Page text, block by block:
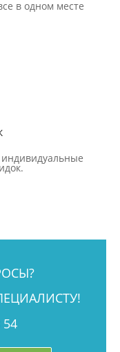
в одном месте
индивидуальные
54